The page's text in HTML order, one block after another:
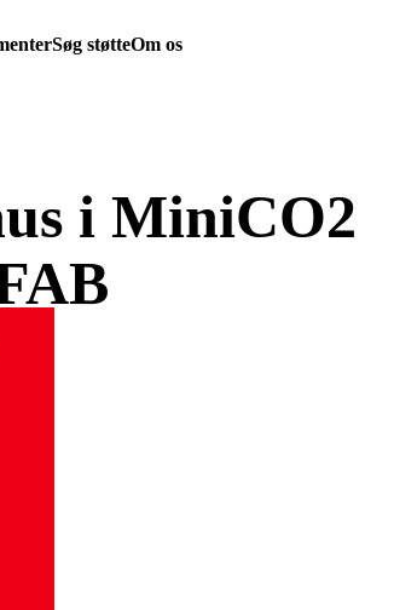
Søg støtteOm os
i MiniCO2